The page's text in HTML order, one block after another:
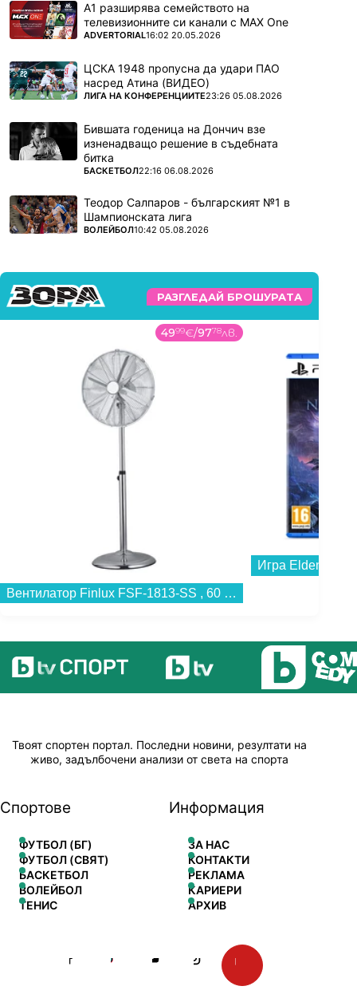
А1 разширява семейството на
телевизионните си канали с MAX One
ПОВЕЧЕ ОТ
ADVERTORIAL16:02 20.05.2026
ЦСКА 1948 пропусна да удари ПАО
насред Атина (ВИДЕО)
ПОВЕЧЕ ОТ
ЛИГА НА КОНФЕРЕНЦИИТЕ23:26 05.08.2026
Бившата годеница на Дончич взе
изненадващо решение в съдебната
битка
ПОВЕЧЕ ОТ
БАСКЕТБОЛ22:16 06.08.2026
Теодор Салпаров - българският №1 в
Шампионската лига
ПОВЕЧЕ ОТ
ВОЛЕЙБОЛ10:42 05.08.2026
РАЗГЛЕДАЙ БРОШУРАТА
4999€/9778лв.
Вентилатор Finlux FSF-1813-SS , 60 W...
Игра Elden
Твоят спортен портал. Последни новини, резултати на
живо, задълбочени анализи от света на спорта
Спортове
ФУТБОЛ (БГ)
ФУТБОЛ (СВЯТ)
БАСКЕТБОЛ
ВОЛЕЙБОЛ
ТЕНИС
Информация
ЗА НАС
КОНТАКТИ
РЕКЛАМА
КАРИЕРИ
АРХИВ